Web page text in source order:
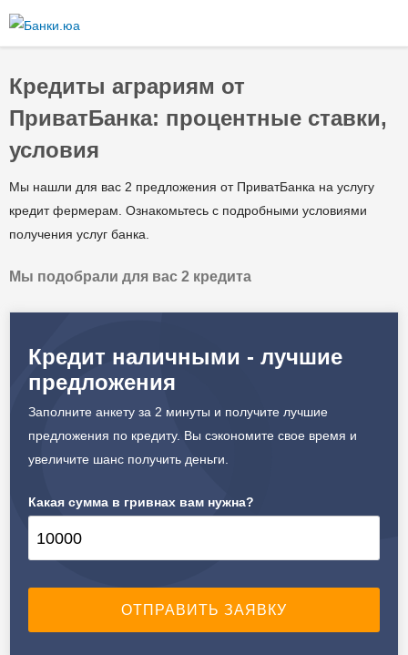
содержанию
Кредиты аграриям от
ПриватБанка: процентные ставки,
условия
Мы нашли для вас 2 предложения от ПриватБанка на услугу
кредит фермерам. Ознакомьтесь с подробными условиями
получения услуг банка.
Мы подобрали для вас 2 кредита
Кредит наличными - лучшие
предложения
Заполните анкету за 2 минуты и получите лучшие
предложения по кредиту. Вы сэкономите свое время и
увеличите шанс получить деньги.
Какая сумма в гривнах вам нужна?